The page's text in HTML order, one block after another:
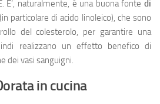
E’, naturalmente, è una buona fonte di
particolare di acido linoleico), che sono
del colesterolo, per garantire una
realizzano un effetto benefico di
dei vasi sanguigni.
in cucina